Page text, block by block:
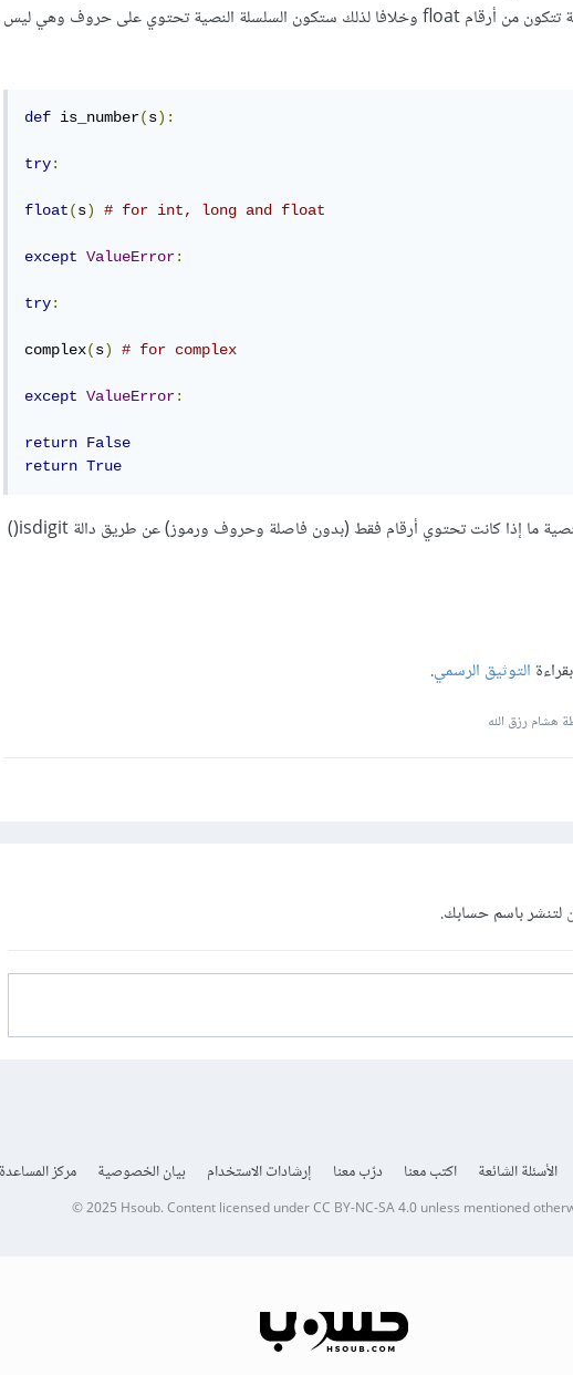
بدون مشاكل فإن السلسلة النصية تتكون من أرقام float وخلافا لذلك ستكون السلسلة النصية تحتوي على حروف وهي ليس
def is_number(s):
try:
float(s) # for int, long and float
except ValueError:
try:
complex(s) # for complex
except ValueError:
return False
return True
كما يمكنك التأكد من السلسلة النصية ما إذا كانت تحتوي أرقام فقط (بدون فاصلة وحروف ورموز) عن طريق دالة isdigit()
التوثيق الرسمي.
هشام رزق الله
لتنشر باسم حسابك.
الأسئلة الشائعة اكتب معنا درّب معنا إرشادات الاستخدام بيان الخصوصية مركز المساعدة
© 2025 Hsoub.Content licensed underCC BY-NC-SA 4.0unless mentioned